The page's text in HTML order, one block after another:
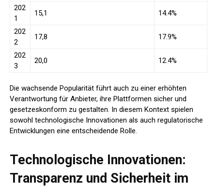
202
1
15,1 14.4%
202
2
17,8 17.9%
202
3
20,0 12.4%
Die wachsende Popularität führt auch zu einer erhöhten
Verantwortung für Anbieter, ihre Plattformen sicher und
gesetzeskonform zu gestalten. In diesem Kontext spielen
sowohl technologische Innovationen als auch regulatorische
Entwicklungen eine entscheidende Rolle.
Technologische Innovationen:
Transparenz und Sicherheit im